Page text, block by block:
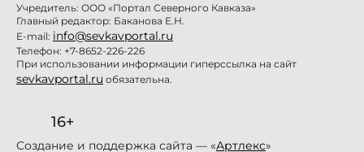
Учредитель: ООО «Портал Северного Кавказа»
Главный редактор: Баканова Е.Н.
E-mail: info@sevkavportal.ru
Телефон: +7-8652-226-226
При использовании информации гиперссылка на сайт
sevkavportal.ru обязательна.
16+
Создание и поддержка сайта — «Артлекс»